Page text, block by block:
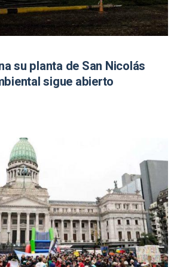
su planta de San Nicolás
sigue abierto